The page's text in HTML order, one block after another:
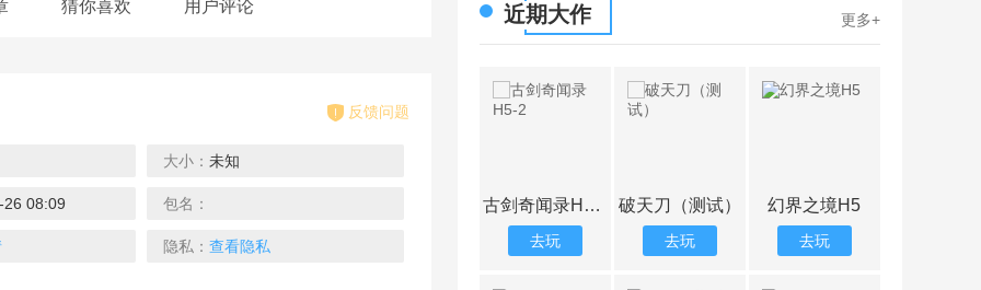
猜你喜欢 用户评论
反馈问题
大小： 未知
08:09 包名：
隐私： 查看隐私
近期大作 更多+
扣版 三国计H5-2
去玩
幻界之境H5 主公争霸H5-三国乱世
去玩
合体三国H5-福利折扣版
去玩